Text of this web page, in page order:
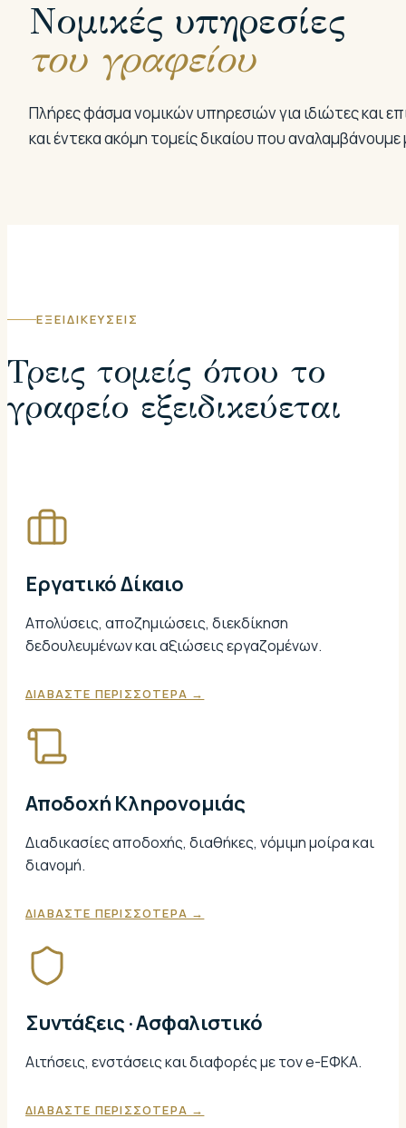
Νομικές υπηρεσίες
του γραφείου
Πλήρες φάσμα νομικών υπηρεσιών για ιδιώτες και
και έντεκα ακόμη τομείς δικαίου που
ΕΞΕΙΔΙΚΕΥΣΕΙΣ
Τρεις τομείς όπου το
γραφείο εξειδικεύεται
Εργατικό Δίκαιο
Απολύσεις, αποζημιώσεις, διεκδίκηση
δεδουλευμένων και αξιώσεις εργαζομένων.
ΔΙΑΒΑΣΤΕ ΠΕΡΙΣΣΟΤΕΡΑ →
Αποδοχή Κληρονομιάς
Διαδικασίες αποδοχής, διαθήκες, νόμιμη μοίρα και
διανομή.
ΔΙΑΒΑΣΤΕ ΠΕΡΙΣΣΟΤΕΡΑ →
Συντάξεις · Ασφαλιστικό
Αιτήσεις, ενστάσεις και διαφορές με τον e-ΕΦΚΑ.
ΔΙΑΒΑΣΤΕ ΠΕΡΙΣΣΟΤΕΡΑ →